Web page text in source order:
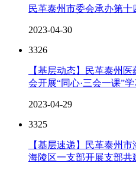
民革泰州市委会承办第十
2023-04-30
3326
【基层动态】民革泰州
会开展“同心·三会一课”
2023-04-29
3325
【基层速递】民革泰州
海陵区一支部开展支部共